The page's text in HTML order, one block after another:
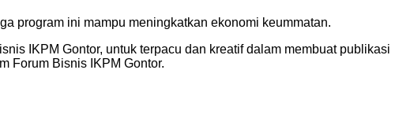
program ini mampu meningkatkan ekonomi keummatan.
IKPM Gontor, untuk terpacu dan kreatif dalam membuat publikasi
Forum Bisnis IKPM Gontor.